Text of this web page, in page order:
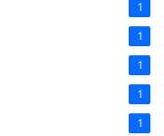
1
1
1
1
1